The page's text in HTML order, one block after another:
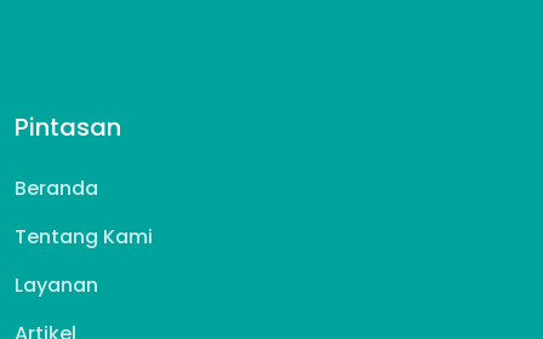
Pintasan
Beranda
Tentang Kami
Layanan